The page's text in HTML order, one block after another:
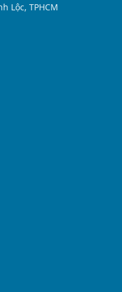
Lộc, TPHCM